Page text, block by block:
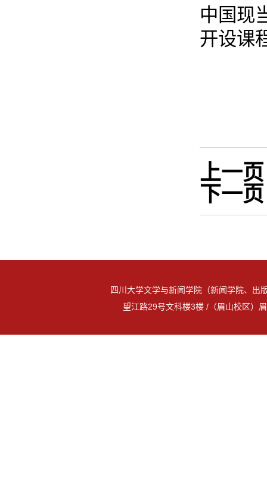
中国现
开设课
上一
下一
四川大学文学与新闻学院（新闻学院、
望江路29号文科楼3楼 /（眉山校区